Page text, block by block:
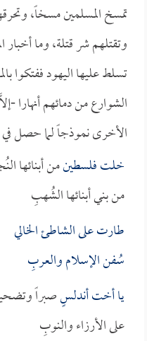
تمسخ المسلمين مسخاً،
وتقتلهم شر قتلة، وما أخبار
تسلط عليها اليهود ففتكوا
الشوارع من دمائهم أنهارا
الأخرى نموذجاً لما حصل في
خلتفلسطينمن
من بني أبنائها الشُهبِ
طارت على الشاطئ الخالي
سُفن الإسلام والعربِ
يا أختأندلسٍصبراً
على الأرزاء والنوبِ